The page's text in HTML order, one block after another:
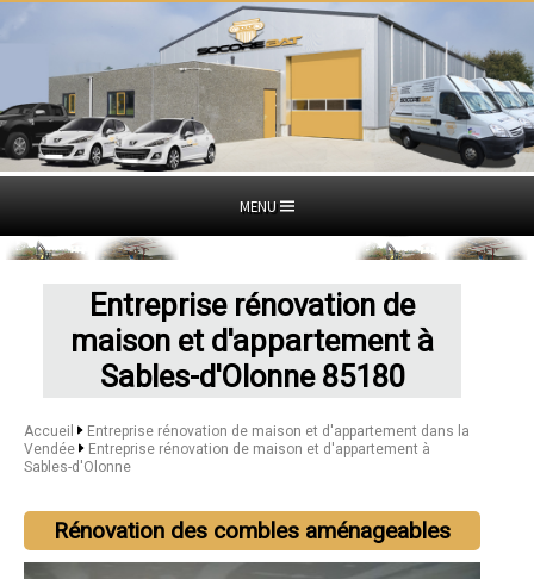
MENU
Entreprise rénovation de
maison et d'appartement à
Sables-d'Olonne 85180
Accueil
Entreprise rénovation de maison et d'appartement dans la
Vendée
Entreprise rénovation de maison et d'appartement à
Sables-d'Olonne
Rénovation des combles aménageables